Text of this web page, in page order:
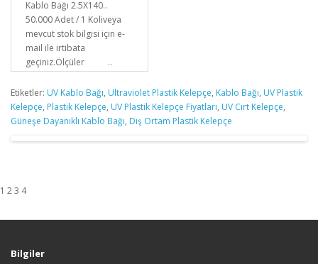
Kablo Bağı 2.5X140..
50.000 Adet / 1 Koliveya
mevcut stok bilgisi için e-
mail ile irtibata
geçiniz.Ölçüler ..
Etiketler: UV Kablo Bağı, Ultraviolet Plastik Kelepçe, Kablo Bağı, UV Plastik
Kelepçe, Plastik Kelepçe, UV Plastik Kelepçe Fiyatları, UV Cırt Kelepçe,
Güneşe Dayanıklı Kablo Bağı, Dış Ortam Plastik Kelepçe
1 2 3 4
Bilgiler